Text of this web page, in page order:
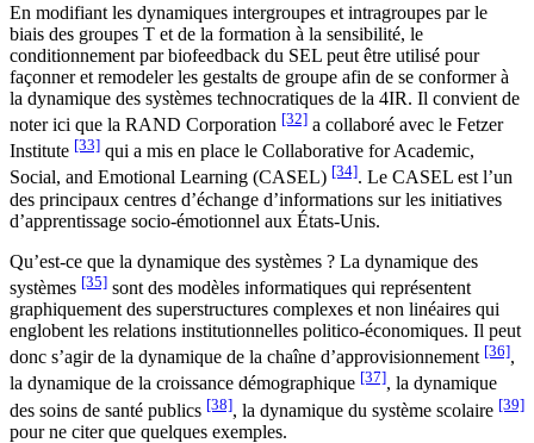
En modifiant les dynamiques intergroupes et intragroupes par le
biais des groupes T et de la formation à la sensibilité, le
conditionnement par biofeedback du SEL peut être utilisé pour
façonner et remodeler les gestalts de groupe afin de se conformer à
la dynamique des systèmes technocratiques de la 4IR. Il convient de
noter ici que la RAND Corporation [32] a collaboré avec le Fetzer
Institute [33] qui a mis en place le Collaborative for Academic,
Social, and Emotional Learning (CASEL) [34]. Le CASEL est l’un
des principaux centres d’échange d’informations sur les initiatives
d’apprentissage socio-émotionnel aux États-Unis.
Qu’est-ce que la dynamique des systèmes ? La dynamique des
systèmes [35] sont des modèles informatiques qui représentent
graphiquement des superstructures complexes et non linéaires qui
englobent les relations institutionnelles politico-économiques. Il peut
donc s’agir de la dynamique de la chaîne d’approvisionnement [36],
la dynamique de la croissance démographique [37], la dynamique
des soins de santé publics [38], la dynamique du système scolaire [39]
pour ne citer que quelques exemples.